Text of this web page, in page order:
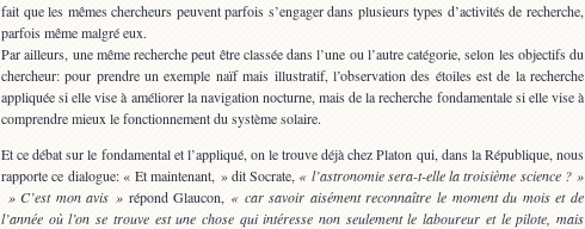
fait que les mêmes chercheurs peuvent parfois s’engager dans plusieurs types d’activités de recherche,
parfois même malgré eux.
Par ailleurs, une même recherche peut être classée dans l’une ou l’autre catégorie, selon les objectifs du
chercheur: pour prendre un exemple naïf mais illustratif, l’observation des étoiles est de la recherche
appliquée si elle vise à améliorer la navigation nocturne, mais de la recherche fondamentale si elle vise à
comprendre mieux le fonctionnement du système solaire.
Et ce débat sur le fondamental et l’appliqué, on le trouve déjà chez Platon qui, dans la République, nous
rapporte ce dialogue: « Et maintenant, » dit Socrate, « l’astronomie sera-t-elle la troisième science ? »
» C’est mon avis » répond Glaucon, « car savoir aisément reconnaître le moment du mois et de
l’année où l’on se trouve est une chose qui intéresse non seulement le laboureur et le pilote, mais